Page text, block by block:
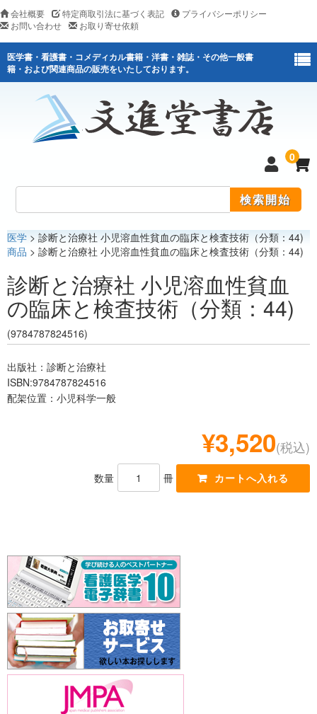
会社概要 特定商取引法に基づく表記
プライバシーポリシー
お問い合わせ
お取り寄せ依頼
医学書・看護書・コメディカル書籍・洋書・雑誌・その他一般書
籍・および関連商品の販売をいたしております。
0
医学
医薬関連
レジデント
医学 > 診断と治療社 小児溶血性貧血の臨床と検査技術（分類：44)
商品 > 診断と治療社 小児溶血性貧血の臨床と検査技術（分類：44)
診断と治療社 小児溶血性貧血
の臨床と検査技術（分類：44)
(9784787824516)
出版社：診断と治療社
ISBN:9784787824516
配架位置：小児科学一般
¥3,520(税込)
数量 冊